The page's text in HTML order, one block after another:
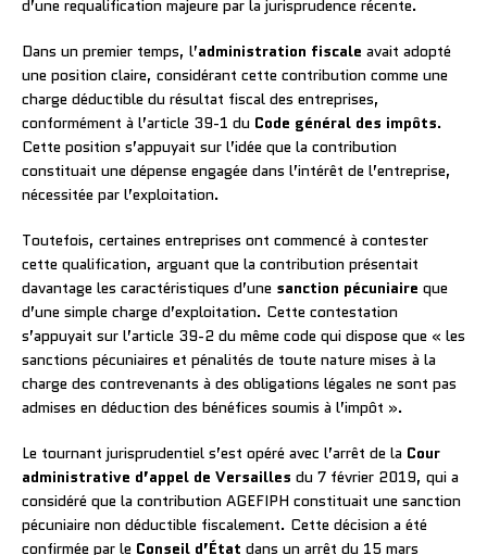
d’une requalification majeure par la jurisprudence récente.
Dans un premier temps, l’administration fiscale avait adopté
une position claire, considérant cette contribution comme une
charge déductible du résultat fiscal des entreprises,
conformément à l’article 39-1 du Code général des impôts.
Cette position s’appuyait sur l’idée que la contribution
constituait une dépense engagée dans l’intérêt de l’entreprise,
nécessitée par l’exploitation.
Toutefois, certaines entreprises ont commencé à contester
cette qualification, arguant que la contribution présentait
davantage les caractéristiques d’une sanction pécuniaire que
d’une simple charge d’exploitation. Cette contestation
s’appuyait sur l’article 39-2 du même code qui dispose que « les
sanctions pécuniaires et pénalités de toute nature mises à la
charge des contrevenants à des obligations légales ne sont pas
admises en déduction des bénéfices soumis à l’impôt ».
Le tournant jurisprudentiel s’est opéré avec l’arrêt de la Cour
administrative d’appel de Versailles du 7 février 2019, qui a
considéré que la contribution AGEFIPH constituait une sanction
pécuniaire non déductible fiscalement. Cette décision a été
confirmée par le Conseil d’État dans un arrêt du 15 mars